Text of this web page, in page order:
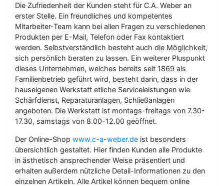
Die Zufriedenheit der Kunden steht für C.A. Weber an
erster Stelle. Ein freundliches und kompetentes
Mitarbeiter-Team kann bei allen Fragen zu verschiedenen
Produkten per E-Mail, Telefon oder Fax kontaktiert
werden. Selbstverständlich besteht auch die Möglichkeit,
sich persönlich beraten zu lassen. Ein weiterer Pluspunkt
dieses Unternehmen, welches bereits seit 1869 als
Familienbetrieb geführt wird, besteht darin, dass in der
hauseigenen Werkstatt etliche Serviceleistungen wie
Schärfdienst, Reparaturanlagen, Schließanlagen
angeboten. Die Werkstatt ist montags-freitags von 7.30-
17.30, samstags von 8.00-12.00 geöffnet.
Der Online-Shop www.c-a-weber.de ist besonders
übersichtlich gestaltet. Hier finden Kunden alle Produkte
in ästhetisch ansprechender Weise präsentiert und
erhalten außerdem nützliche Detail-Informationen zu den
einzelnen Artikeln. Alle Artikel können bequem online